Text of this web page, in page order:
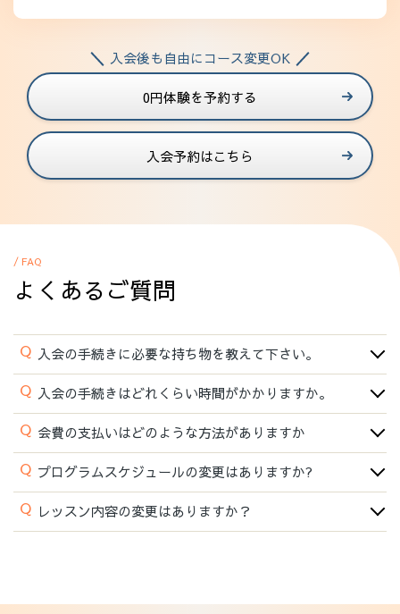
入会後も自由にコース変更OK
0円体験を予約する
入会予約はこちら
/ FAQ
よくあるご質問
Q 入会の手続きに必要な持ち物を教えて下さい。
Q 入会の手続きはどれくらい時間がかかりますか。
Q 会費の支払いはどのような方法がありますか
Q プログラムスケジュールの変更はありますか?
Q レッスン内容の変更はありますか？